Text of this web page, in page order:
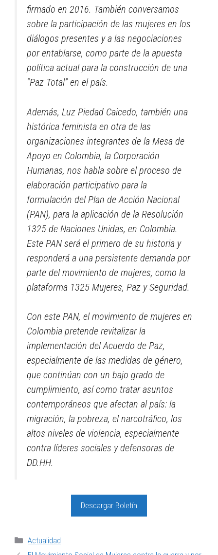
firmado en 2016. También conversamos
sobre la participación de las mujeres en los
diálogos presentes y a las negociaciones
por entablarse, como parte de la apuesta
política actual para la construcción de una
“Paz Total” en el país.
Además, Luz Piedad Caicedo, también una
histórica feminista en otra de las
organizaciones integrantes de la Mesa de
Apoyo en Colombia, la Corporación
Humanas, nos habla sobre el proceso de
elaboración participativo para la
formulación del Plan de Acción Nacional
(PAN), para la aplicación de la Resolución
1325 de Naciones Unidas, en Colombia.
Este PAN será el primero de su historia y
responderá a una persistente demanda por
parte del movimiento de mujeres, como la
plataforma 1325 Mujeres, Paz y Seguridad.
Con este PAN, el movimiento de mujeres en
Colombia pretende revitalizar la
implementación del Acuerdo de Paz,
especialmente de las medidas de género,
que continúan con un bajo grado de
cumplimiento, así como tratar asuntos
contemporáneos que afectan al país: la
migración, la pobreza, el narcotráfico, los
altos niveles de violencia, especialmente
contra líderes sociales y defensoras de
DD.HH.
Descargar Boletín
Actualidad